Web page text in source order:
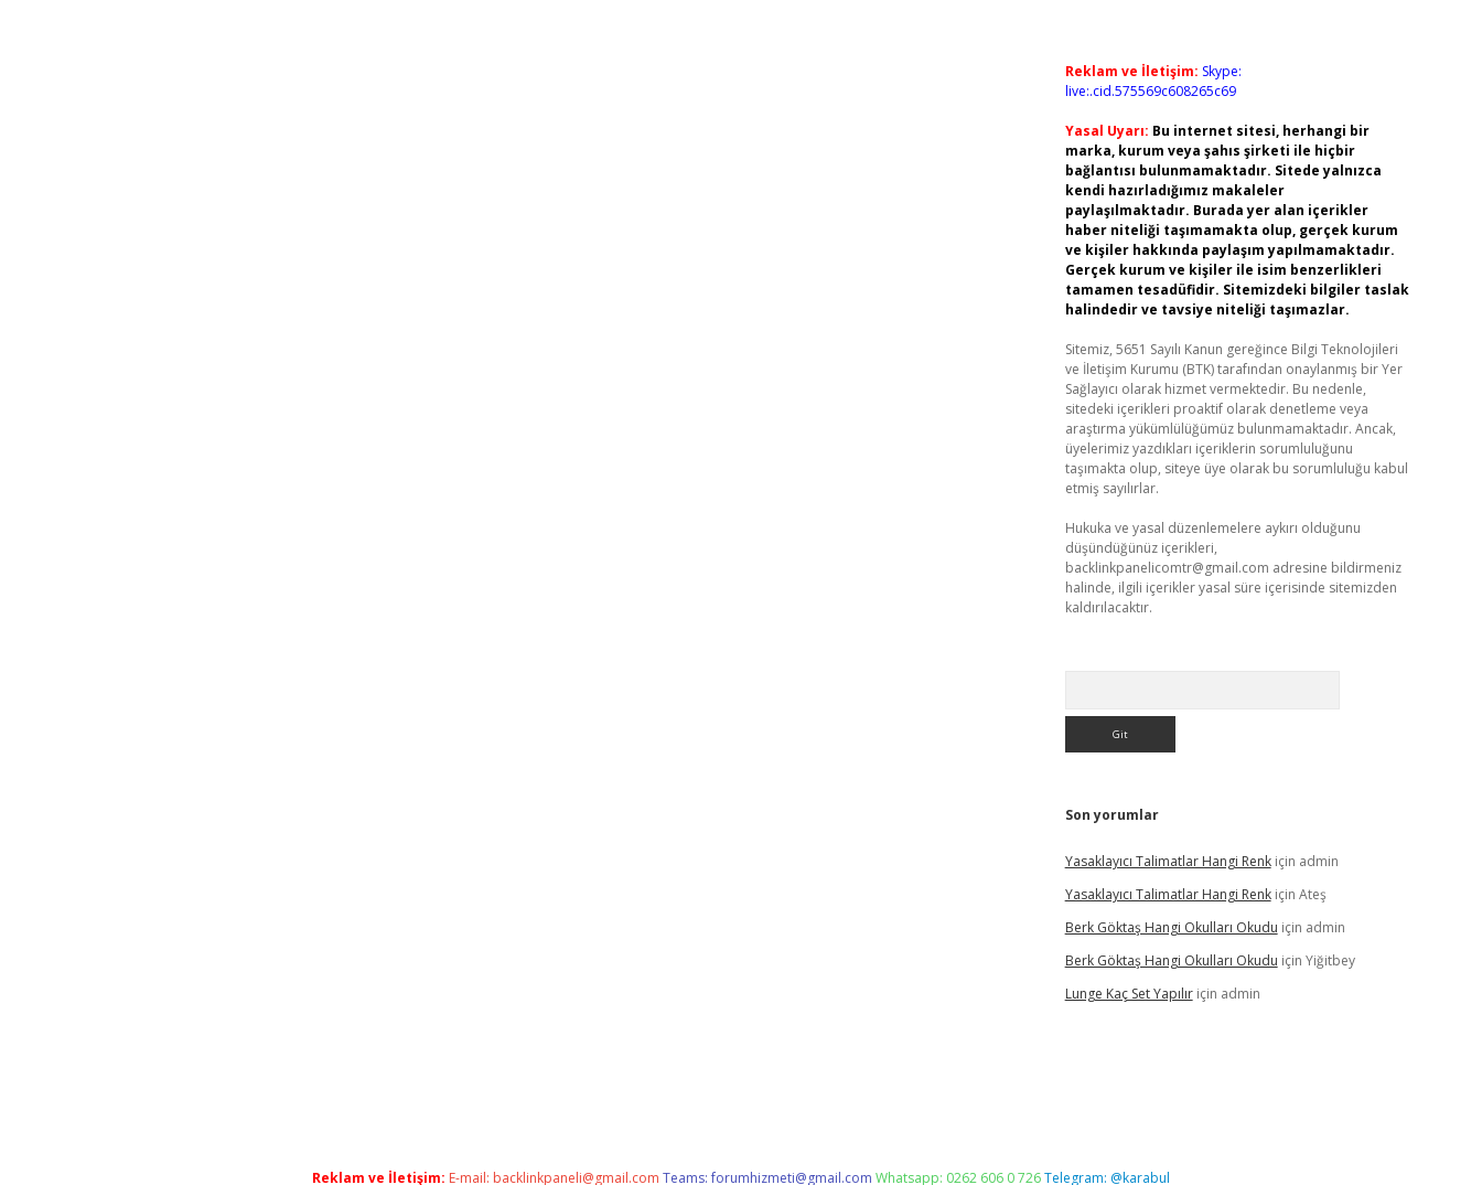
Reklam ve İletişim: Skype:
live:.cid.575569c608265c69
Yasal Uyarı: Bu internet sitesi, herhangi bir
marka, kurum veya şahıs şirketi ile hiçbir
bağlantısı bulunmamaktadır. Sitede yalnızca
kendi hazırladığımız makaleler
paylaşılmaktadır. Burada yer alan içerikler
haber niteliği taşımamakta olup, gerçek kurum
ve kişiler hakkında paylaşım yapılmamaktadır.
Gerçek kurum ve kişiler ile isim benzerlikleri
tamamen tesadüfidir. Sitemizdeki bilgiler taslak
halindedir ve tavsiye niteliği taşımazlar.
Sitemiz, 5651 Sayılı Kanun gereğince Bilgi Teknolojileri
ve İletişim Kurumu (BTK) tarafından onaylanmış bir Yer
Sağlayıcı olarak hizmet vermektedir. Bu nedenle,
sitedeki içerikleri proaktif olarak denetleme veya
araştırma yükümlülüğümüz bulunmamaktadır. Ancak,
üyelerimiz yazdıkları içeriklerin sorumluluğunu
taşımakta olup, siteye üye olarak bu sorumluluğu kabul
etmiş sayılırlar.
Hukuka ve yasal düzenlemelere aykırı olduğunu
düşündüğünüz içerikleri,
backlinkpanelicomtr@gmail.com adresine bildirmeniz
halinde, ilgili içerikler yasal süre içerisinde sitemizden
kaldırılacaktır.
Son yorumlar
Yasaklayıcı Talimatlar Hangi Renkiçin admin
Yasaklayıcı Talimatlar Hangi Renkiçin Ateş
Berk Göktaş Hangi Okulları Okudu için admin
Berk Göktaş Hangi Okulları Okudu için Yiğitbey
Lunge Kaç Set Yapılıriçin admin
Reklam ve İletişim: E-mail: backlinkpaneli@gmail.com Teams:forumhizmeti@gmail.com Whatsapp: 0262 606 0 726Telegram: @karabul